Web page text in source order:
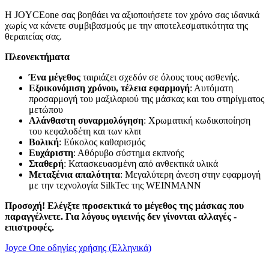
Η JOYCEone σας βοηθάει να αξιοποιήσετε τον χρόνο σας ιδανικά
χωρίς να κάνετε συμβιβασμούς με την αποτελεσματικότητα της
θεραπείας σας.
Πλεονεκτήματα
Ένα μέγεθος ταιριάζει σχεδόν σε όλους τους ασθενής.
Εξοικονόμιση χρόνου, τέλεια εφαρμογή: Αυτόματη
προσαρμογή του μαξιλαριού της μάσκας και του στηρίγματος
μετώπου
Αλάνθαστη συναρμολόγηση: Χρωματική κωδικοποίηση
του κεφαλοδέτη και των κλιπ
Βολική: Εύκολος καθαρισμός
Ευχάριστη: Αθόρυβο σύστημα εκπνοής
Σταθερή: Κατασκευασμένη από ανθεκτικά υλικά
Μεταξένια απαλότητα: Μεγαλύτερη άνεση στην εφαρμογή
με την τεχνολογία SilkTec της WEINMANN
Προσοχή! Ελέγξτε προσεκτικά το μέγεθος της μάσκας που
παραγγέλνετε. Για λόγους υγιεινής δεν γίνονται αλλαγές -
επιστροφές.
Joyce One οδηγίες χρήσης (Ελληνικά)